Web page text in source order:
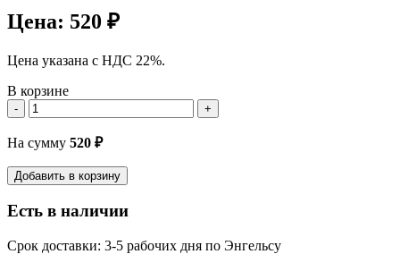
Цена: 520 ₽
Цена указана с НДС 22%.
В корзине
- +
На сумму 520 ₽
Добавить в корзину
Есть в наличии
Срок доставки: 3-5 рабочих дня по Энгельсу